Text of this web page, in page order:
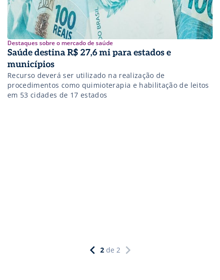
Destaques sobre o mercado de saúde
Saúde destina R$ 27,6 mi para estados e
municípios
Recurso deverá ser utilizado na realização de
procedimentos como quimioterapia e habilitação de leitos
em 53 cidades de 17 estados
2 de 2